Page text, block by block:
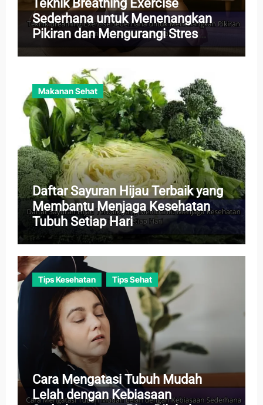
Teknik Breathing Exercise
Sederhana untuk Menenangkan
Pikiran dan Mengurangi Stres
Harian
Makanan Sehat
Daftar Sayuran Hijau Terbaik yang
Membantu Menjaga Kesehatan
Tubuh Setiap Hari
Tips Kesehatan Tips Sehat
Cara Mengatasi Tubuh Mudah
Lelah dengan Kebiasaan